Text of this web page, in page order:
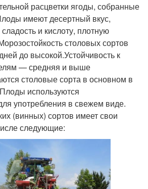
расцветки ягоды, собранные
имеют десертный вкус,
и кислоту, плотную
столовых сортов
до высокой.Устойчивость к
— средняя и выше
столовые сорта в основном в
используются
употребления в свежем виде.
(винных) сортов имеет свои
следующие: